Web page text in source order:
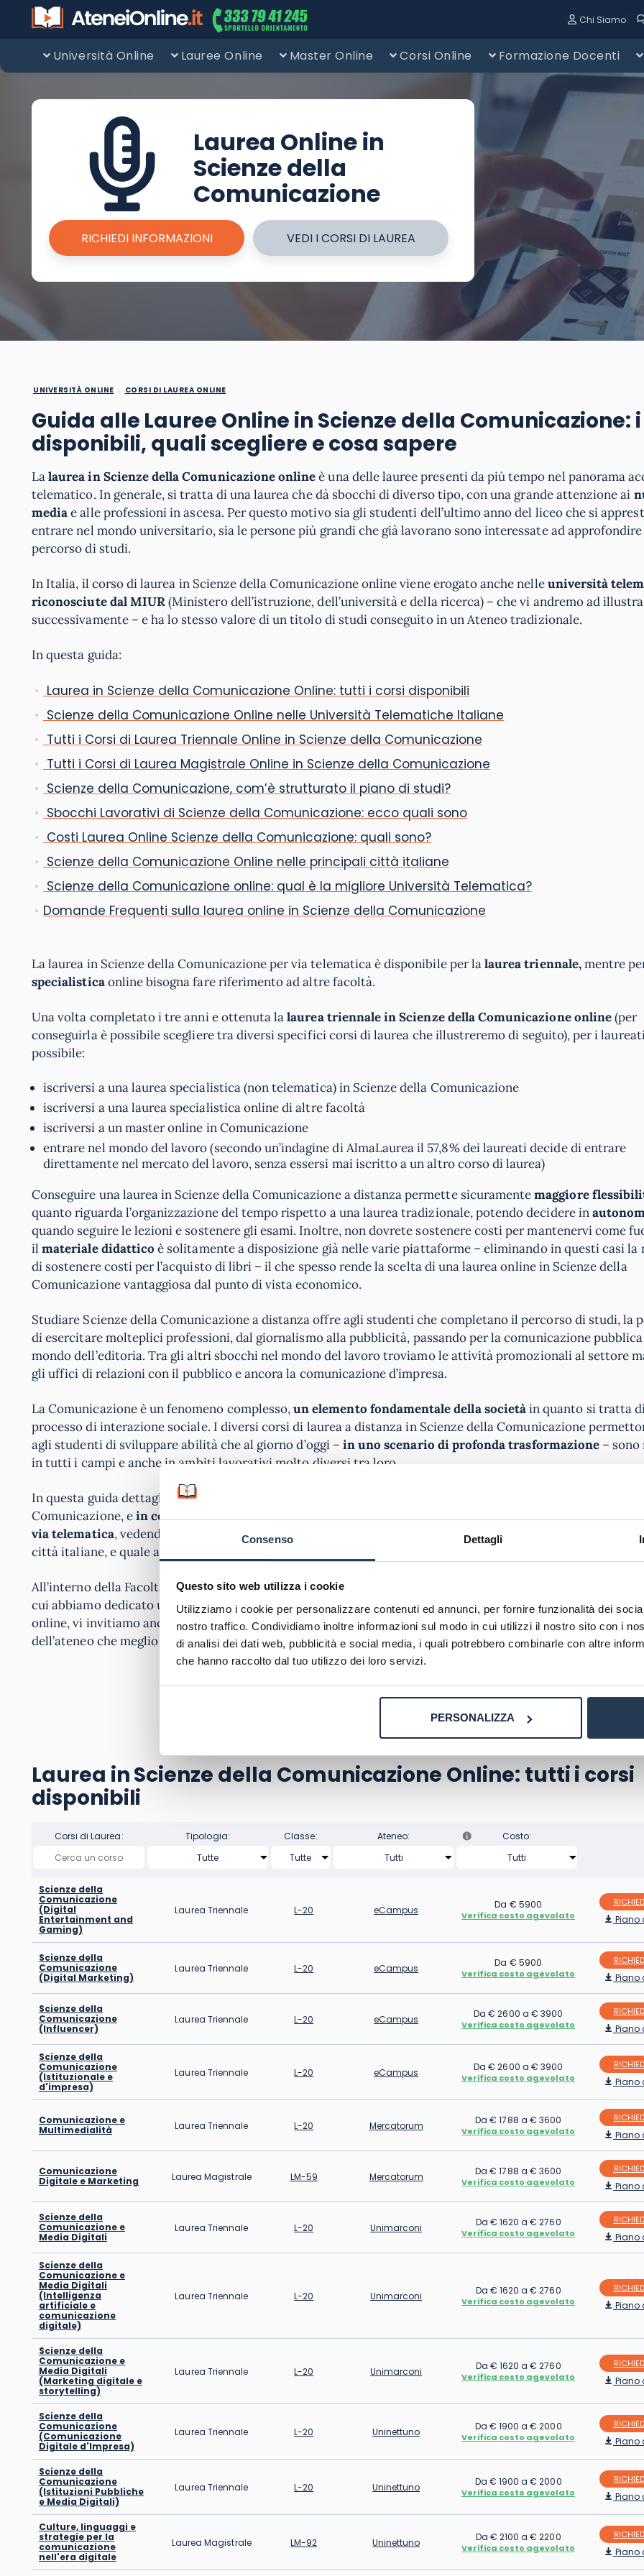
Consenso Dettagli
Questo sito web utilizza i cookie
Utilizziamo i cookie per personalizzare contenuti ed annunci, per fornire funzionalità dei
nostro traffico. Condividiamo inoltre informazioni sul modo in cui utilizzi il nostro sito con i
di analisi dei dati web, pubblicità e social media, i quali potrebbero combinarle con altre
che hanno raccolto dal tuo utilizzo dei loro servizi.
PERSONALIZZA
Chi Siamo|
Università Online Lauree Online Master Online Corsi Online Formazione Docenti
Laurea Online in
Scienze della
Comunicazione
RICHIEDI INFORMAZIONI VEDI I CORSI DI LAUREA
UNIVERSITÀ ONLINE CORSI DI LAUREA ONLINE
Guida alle Lauree Online in Scienze della Comunicazione:
disponibili, quali scegliere e cosa sapere
Lalaurea in Scienze della Comunicazione onlineè una delle lauree presenti da più tempo nel panorama
telematico. In generale, si tratta di una laurea che dà sbocchi di diverso tipo, con una grande attenzione ai
mediae alle professioni in ascesa. Per questo motivo sia gli studenti dell’ultimo anno del liceo che si
entrare nel mondo universitario, sia le persone più grandi che già lavorano sono interessate ad
percorso di studi.
In Italia, il corso di laurea in Scienze della Comunicazione online viene erogato anche nelleuniversità
riconosciute dal MIUR(Ministero dell’istruzione, dell’università e della ricerca) – che vi andremo ad
successivamente – e ha lo stesso valore di un titolo di studi conseguito in un Ateneo tradizionale.
In questa guida:
Laurea in Scienze della Comunicazione Online: tutti i corsi disponibili
Scienze della Comunicazione Online nelle Università Telematiche Italiane
Tutti i Corsi di Laurea Triennale Online in Scienze della Comunicazione
Tutti i Corsi di Laurea Magistrale Online in Scienze della Comunicazione
Scienze della Comunicazione, com’è strutturato il piano di studi?
Sbocchi Lavorativi di Scienze della Comunicazione: ecco quali sono
Costi Laurea Online Scienze della Comunicazione: quali sono?
Scienze della Comunicazione Online nelle principali città italiane
Scienze della Comunicazione online: qual è la migliore Università Telematica?
Domande Frequenti sulla laurea online in Scienze della Comunicazione
La laurea in Scienze della Comunicazione per via telematica è disponibile per lalaurea triennale,mentre
specialisticaonline bisogna fare riferimento ad altre facoltà.
Una volta completato i tre anni e ottenuta lalaurea triennale in Scienze della Comunicazione online(per
conseguirla è possibile scegliere tra diversi specifici corsi di laurea che illustreremo di seguito), per i
possibile:
iscriversi a una laurea specialistica (non telematica) in Scienze della Comunicazione
iscriversi a una laurea specialistica online di altre facoltà
iscriversi a un master online in Comunicazione
entrare nel mondo del lavoro (secondo un’indagine di AlmaLaurea il 57,8% dei laureati decide di entrare
direttamente nel mercato del lavoro, senza essersi mai iscritto a un altro corso di laurea)
Conseguire una laurea in Scienze della Comunicazione a distanza permette sicuramentemaggiore
quanto riguarda l’organizzazione del tempo rispetto a una laurea tradizionale, potendo decidere in
quando seguire le lezioni e sostenere gli esami. Inoltre, non dovrete sostenere costi per mantenervi come
ilmateriale didatticoè solitamente a disposizione già nelle varie piattaforme – eliminando in questi casi la
di sostenere costi per l’acquisto di libri – il che spesso rende la scelta di una laurea online in Scienze della
Comunicazione vantaggiosa dal punto di vista economico.
Studiare Scienze della Comunicazione a distanza offre agli studenti che completano il percorso di studi, la
di esercitare molteplici professioni, dal giornalismo alla pubblicità, passando per la comunicazione
mondo dell’editoria. Tra gli altri sbocchi nel mondo del lavoro troviamo le attività promozionali al settore
gli uffici di relazioni con il pubblico e ancora la comunicazione d’impresa.
La Comunicazione è un fenomeno complesso,un elemento fondamentale della societàin quanto si tratta
processo di interazione sociale. I diversi corsi di laurea a distanza in Scienze della Comunicazione
agli studenti di sviluppare abilità che al giorno d’oggi – in uno scenario di profonda trasformazione –
in tutti i campi e anche in ambiti lavorativi molto diversi tra loro.
In questa guida dettagliata vedremo in quali atenei online è possibile conseguire una laurea a distanza in
Comunicazione, ein cosa si differenziano i diversi corsi di laurea in Scienze della Comunicazione
via telematica, vedendo anche quali università offrono lauree online in Scienze della Comunicazione nelle
città italiane, e quale ateneo è valutato come il migliore dagli studenti di Comunicazione.
All’interno della Facoltà di Scienze della Comunicazione rientrano anche i
cui abbiamo dedicato una guida specifica.Se vi interessa conseguire una laurea in Scienze della
online, vi invitiamo anche acontattare gratuitamente i nostri espertiche vi guideranno gratuitamente
dell’ateneo che meglio corrisponde alle vostre esigenze.
Laurea in Scienze della Comunicazione Online: tutti i corsi
disponibili
Corsi di Laurea: Tipologia: Classe: Ateneo: Costo:
Scienze della
Comunicazione
(Digital
Entertainment and
Gaming)
Laurea Triennale L-20 eCampus Da € 5900
Verifica costo agevolato Piano
Scienze della
Comunicazione
(Digital Marketing)
Laurea Triennale L-20 eCampus Da € 5900
Verifica costo agevolato Piano
Scienze della
Comunicazione
(Influencer)
Laurea Triennale L-20 eCampus Da € 2600 a € 3900
Verifica costo agevolato Piano
Scienze della
Comunicazione
(Istituzionale e
d'impresa)
Laurea Triennale L-20 eCampus Da € 2600 a € 3900
Verifica costo agevolato Piano
Comunicazione e
Multimedialità
Laurea Triennale L-20 Mercatorum Da € 1788 a € 3600
Verifica costo agevolato Piano
Comunicazione
Digitale e Marketing
Laurea Magistrale LM-59 Mercatorum Da € 1788 a € 3600
Verifica costo agevolato Piano
Scienze della
Comunicazione e
Media Digitali
Laurea Triennale L-20 Unimarconi Da € 1620 a € 2760
Verifica costo agevolato Piano
Scienze della
Comunicazione e
Media Digitali
(Intelligenza
artificiale e
comunicazione
digitale)
Laurea Triennale L-20 Unimarconi Da € 1620 a € 2760
Verifica costo agevolato Piano
Scienze della
Comunicazione e
Media Digitali
(Marketing digitale e
storytelling)
Laurea Triennale L-20 Unimarconi Da € 1620 a € 2760
Verifica costo agevolato Piano
Scienze della
Comunicazione
(Comunicazione
Digitale d'Impresa)
Laurea Triennale L-20 Uninettuno Da € 1900 a € 2000
Verifica costo agevolato Piano
Scienze della
Comunicazione
(Istituzioni Pubbliche
e Media Digitali)
Laurea Triennale L-20 Uninettuno Da € 1900 a € 2000
Verifica costo agevolato Piano
Culture, linguaggi e
strategie per la
comunicazione
nell'era digitale
Laurea Magistrale LM-92 Uninettuno Da € 2100 a € 2200
Verifica costo agevolato Piano